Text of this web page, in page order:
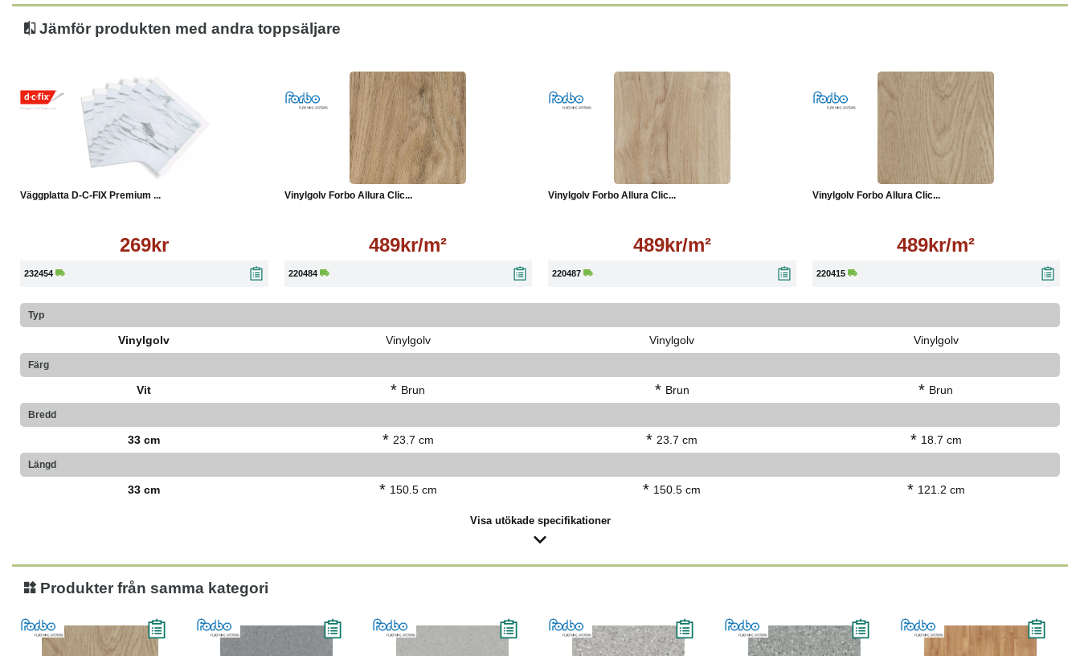
Jämför produkten med andra toppsäljare
Väggplatta D-C-FIX Premium ...
269kr
232454
Köp
Vinylgolv Forbo Allura Clic...
489kr/m²
220484
Läs mer
Vinylgolv Forbo Allura Clic...
489kr/m²
220487
Läs mer
Vinylgolv Forbo Allura Clic...
489kr/m²
220415
Läs mer
Typ
Vinylgolv Vinylgolv Vinylgolv Vinylgolv
Färg
Vit * Brun * Brun * Brun
Bredd
33 cm * 23.7 cm * 23.7 cm * 18.7 cm
Längd
33 cm * 150.5 cm * 150.5 cm * 121.2 cm
Visa utökade specifikationer
Produkter från samma kategori